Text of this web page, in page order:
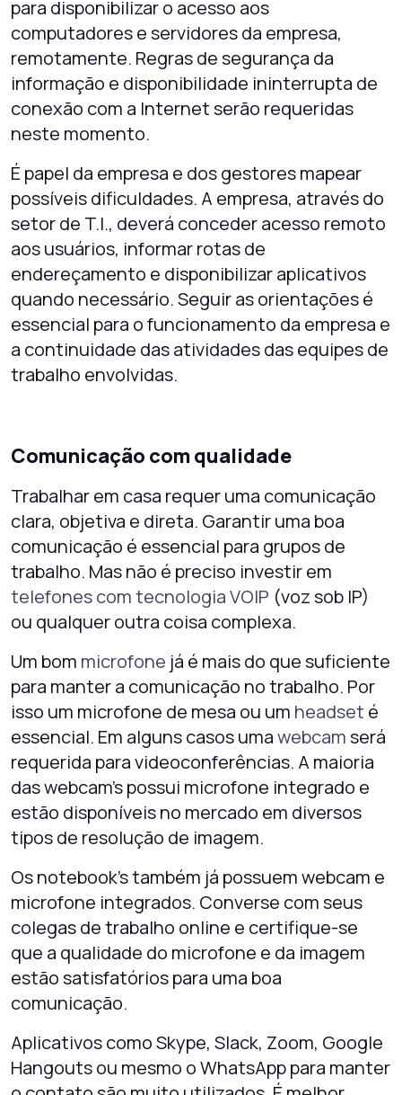
para disponibilizar o acesso aos
computadores e servidores da empresa,
remotamente. Regras de segurança da
informação e disponibilidade ininterrupta de
conexão com a Internet serão requeridas
neste momento.
É papel da empresa e dos gestores mapear
possíveis dificuldades. A empresa, através do
setor de T.I., deverá conceder acesso remoto
aos usuários, informar rotas de
endereçamento e disponibilizar aplicativos
quando necessário. Seguir as orientações é
essencial para o funcionamento da empresa e
a continuidade das atividades das equipes de
trabalho envolvidas.
Comunicação com qualidade
Trabalhar em casa requer uma comunicação
clara, objetiva e direta. Garantir uma boa
comunicação é essencial para grupos de
trabalho. Mas não é preciso investir em
telefones com tecnologia VOIP (voz sob IP)
ou qualquer outra coisa complexa.
Um bom microfone já é mais do que suficiente
para manter a comunicação no trabalho. Por
isso um microfone de mesa ou um headset é
essencial. Em alguns casos umawebcamserá
requerida para videoconferências. A maioria
das webcam’s possui microfone integrado e
estão disponíveis no mercado em diversos
tipos de resolução de imagem.
Os notebook’s também já possuem webcam e
microfone integrados. Converse com seus
colegas de trabalho online e certifique-se
que a qualidade do microfone e da imagem
estão satisfatórios para uma boa
comunicação.
Aplicativos como Skype, Slack, Zoom, Google
Hangouts ou mesmo o WhatsApp para manter